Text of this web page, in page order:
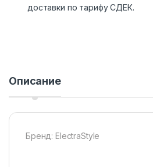
доставки по тарифу СДЕК.
Описание
Бренд: ElectraStyle